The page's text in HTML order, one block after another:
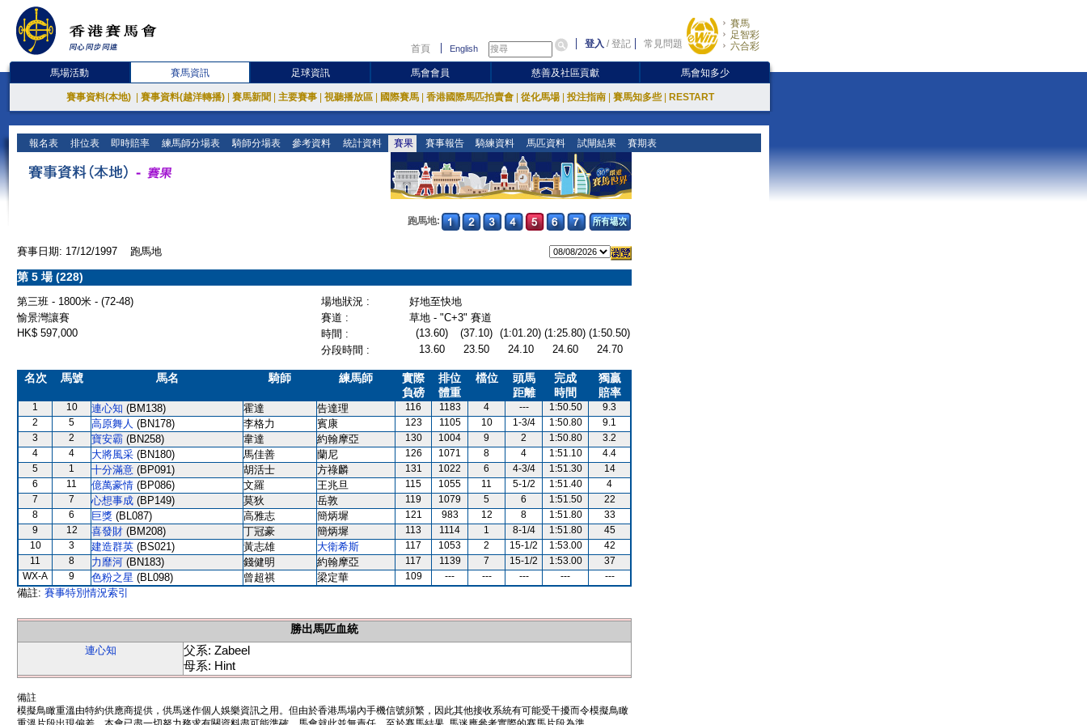
首頁 English 登入 /登記 常見問題
賽馬
足智彩
六合彩
馬場活動 賽馬資訊 足球資訊 馬會會員 慈善及社區貢獻 馬會知多少
賽事資料(本地) 賽事資料(越洋轉播) 賽馬新聞 主要賽事 視聽播放區 國際賽馬 香港國際馬匹拍賣會 從化馬場 投注指南 賽馬知多些 RESTART
報名表 排位表 即時賠率 練馬師分場表 騎師分場表 參考資料 統計資料 賽果 賽事報告 騎練資料 馬匹資料 試閘結果 賽期表
跑馬地:
賽事日期: 17/12/1997 跑馬地
第 5 場 (228)
第三班 - 1800米 - (72-48) 場地狀況 :
好地至快地
愉景灣讓賽
賽道 :
草地 - "C+3" 賽道
HK$ 597,000
時間 : (13.60) (37.10) (1:01.20) (1:25.80) (1:50.50)
分段時間 :
13.60 23.50 24.10 24.60 24.70
名次 馬號 馬名 騎師 練馬師
實際
負磅
排位
體重
檔位
頭馬
距離
完成
時間
獨贏
賠率
1 10 連心知 (BM138) 霍達 告達理 116 1183 4 --- 1:50.50
9.3
2
5 高原舞人 (BN178) 李格力 賓康 123 1105 10 1-3/4 1:50.80
9.1
3
2 寶安霸 (BN258) 韋達 約翰摩亞 130 1004 9 2 1:50.80
3.2
4
4 大將風采 (BN180) 馬佳善 蘭尼 126 1071 8 4 1:51.10
4.4
5
1 十分滿意 (BP091) 胡活士 方祿麟 131 1022 6 4-3/4 1:51.30
14
6
11 億萬豪情 (BP086) 文羅 王兆旦 115 1055 11 5-1/2 1:51.40
4
7
7 心想事成 (BP149) 莫狄 岳敦 119 1079 5 6 1:51.50
22
8
6 巨獎 (BL087) 高雅志 簡炳墀 121 983 12 8 1:51.80
33
9
12 喜發財 (BM208) 丁冠豪 簡炳墀 113 1114 1 8-1/4 1:51.80
45
10
3 建造群英 (BS021) 黃志雄 大衛希斯 117 1053 2 15-1/2 1:53.00
42
11
8 力靡河 (BN183) 錢健明 約翰摩亞 117 1139 7 15-1/2 1:53.00
37
WX-A
9 色粉之星 (BL098) 曾超祺 梁定華 109 --- --- --- --- ---
備註: 賽事特別情況索引
勝出馬匹血統
連心知
父系: Zabeel
母系: Hint
備註
模擬鳥瞰重溫由特約供應商提供，供馬迷作個人娛樂資訊之用。但由於香港馬場內手機信號頻繁，因此其他接收系統有可能受干擾而令模擬鳥瞰